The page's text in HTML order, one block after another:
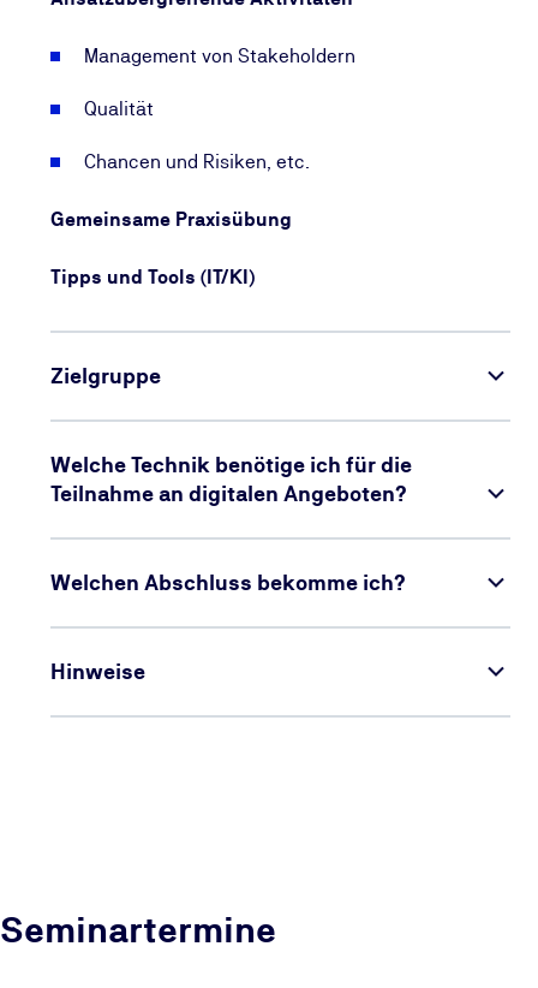
Management von Stakeholdern
Qualität
Chancen und Risiken, etc.
Gemeinsame Praxisübung
Tipps und Tools (IT/KI)
Zielgruppe
Welche Technik benötige ich für die
Teilnahme an digitalen Angeboten?
Welchen Abschluss bekomme ich?
Hinweise
Seminartermine